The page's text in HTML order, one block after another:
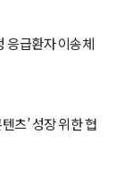
츠’ 성장 위한 협